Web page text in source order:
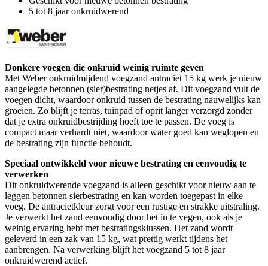
5 tot 8 jaar onkruidwerend
Donkere voegen die onkruid weinig ruimte geven
Met Weber onkruidmijdend voegzand antraciet 15 kg werk je nieuw
aangelegde betonnen (sier)bestrating netjes af. Dit voegzand vult de
voegen dicht, waardoor onkruid tussen de bestrating nauwelijks kan
groeien. Zo blijft je terras, tuinpad of oprit langer verzorgd zonder
dat je extra onkruidbestrijding hoeft toe te passen. De voeg is
compact maar verhardt niet, waardoor water goed kan weglopen en
de bestrating zijn functie behoudt.
Speciaal ontwikkeld voor nieuwe bestrating en eenvoudig te
verwerken
Dit onkruidwerende voegzand is alleen geschikt voor nieuw aan te
leggen betonnen sierbestrating en kan worden toegepast in elke
voeg. De antracietkleur zorgt voor een rustige en strakke uitstraling.
Je verwerkt het zand eenvoudig door het in te vegen, ook als je
weinig ervaring hebt met bestratingsklussen. Het zand wordt
geleverd in een zak van 15 kg, wat prettig werkt tijdens het
aanbrengen. Na verwerking blijft het voegzand 5 tot 8 jaar
onkruidwerend actief.